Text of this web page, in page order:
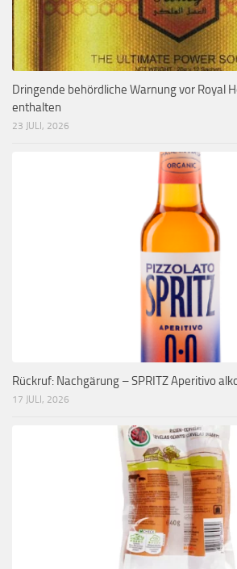
Dringende behördliche Warnung vor Royal
enthalten
23 JULI, 2026
Rückruf: Nachgärung – SPRITZ Aperitivo
17 JULI, 2026